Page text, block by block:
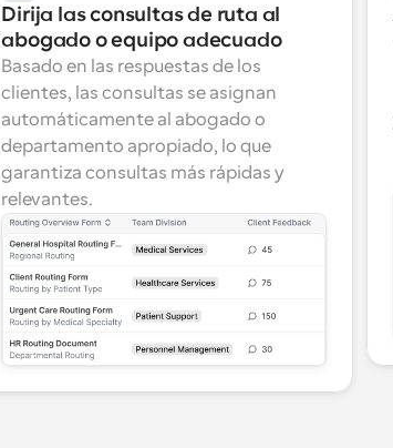
Dirija las consultas de ruta al
abogado o equipo adecuado
Basado en las respuestas de los
clientes, las consultas se asignan
automáticamente al abogado o
departamento apropiado, lo que
garantiza consultas más rápidas y
relevantes.